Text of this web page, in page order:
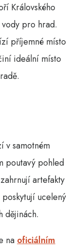
Královského
pro hrad.
příjemné místo
ideální místo
v samotném
poutavý pohled
artefakty
ucelený
dějinách.
na oficiálním